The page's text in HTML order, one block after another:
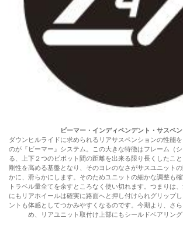
ビーマー・インディペンデント・サスペ
ダウンヒルライドに求められるリアサスペンションの性能
のが『ビーマー』システム。この大きな特徴はフレーム（
る、上下２つのピボット間の距離を出来る限り長くしたこ
剛性を高める基盤となり、そのヨレのなさがサスユニット
かに、滑らかにします。そのためユニットの細かな調整も確
トラベル量全てを余すところなく使い切れます。つまりは
にもリアホイールは確実に路面へと押し付けられグリップ
ントも体感としてつかみやすくなるのです。今期より、さ
め、リアユニット取付け上部にもシールドベアリング